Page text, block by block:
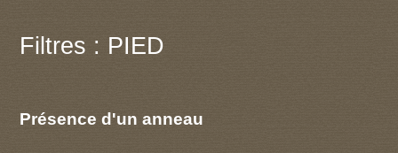
Filtres : PIED
Présence d'un anneau